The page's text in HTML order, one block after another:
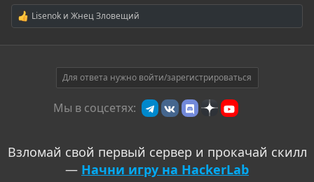
Р
е
а
Lisenok и Жнец Зловещий
Для ответа нужно войти/зарегистрироваться
Мы в соцсетях:
Взломай свой первый сервер и прокачай скилл
— Начни игру на HackerLab